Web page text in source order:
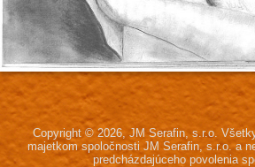
Copyright © 2026, JM Serafin, s.r.o.
majetkom spoločnosti JM Serafin, s.r.o.a
predcházdajúceho povolenia